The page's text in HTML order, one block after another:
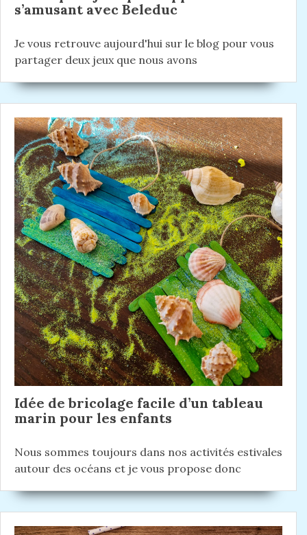
t
c
l
e
s’amusant avec Beleduc
Je vous retrouve aujourd'hui sur le blog pour vous
partager deux jeux que nous avons
Idée de bricolage facile d’un tableau
marin pour les enfants
Nous sommes toujours dans nos activités estivales
autour des océans et je vous propose donc